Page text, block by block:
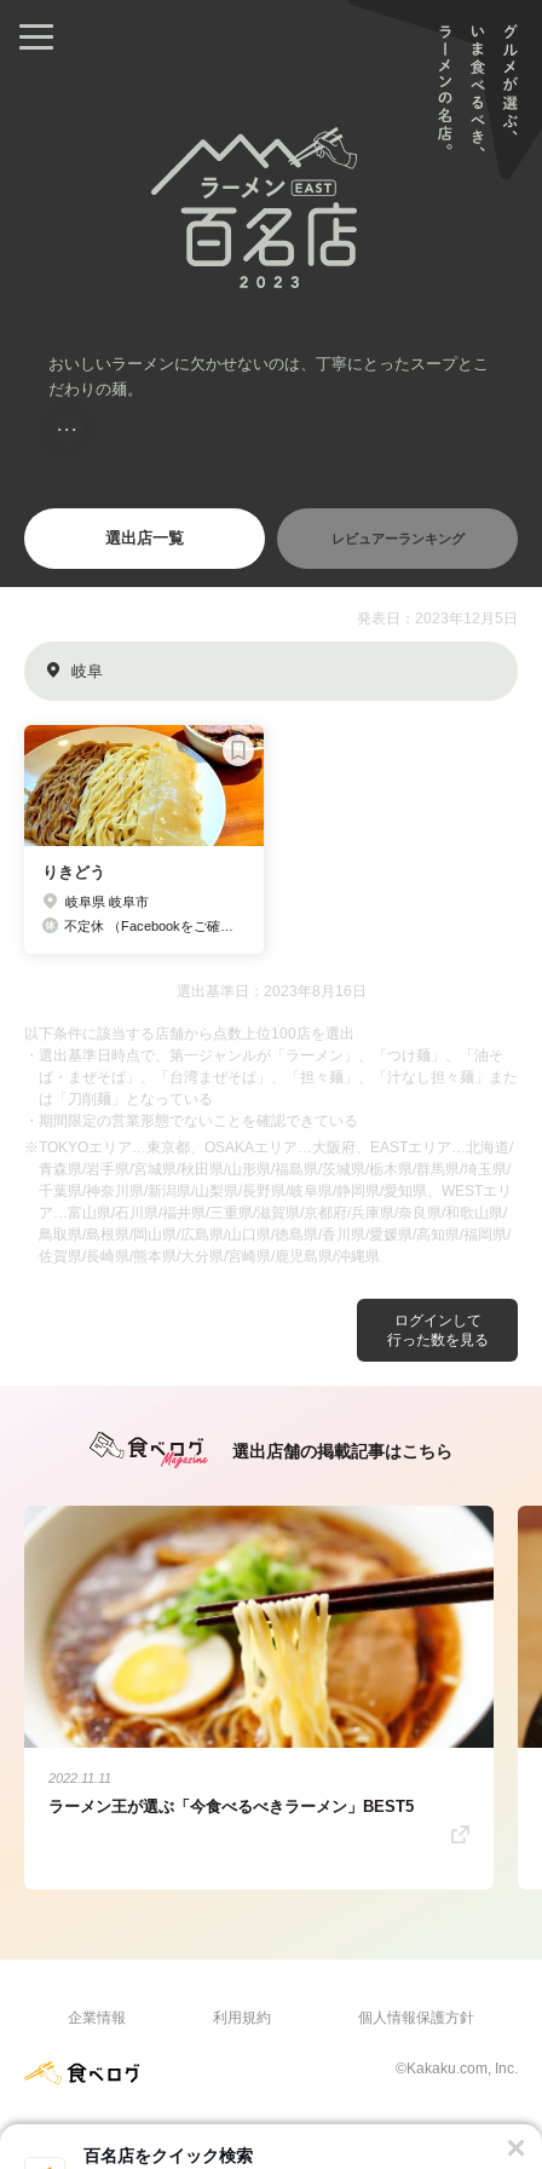
おいしいラーメンに欠かせないのは、丁寧にとったスープとこ
だわりの麺。
・・・
選出店一覧 レビュアーランキング
百名店をクイック検索
ログインして
行った数を見る
発表日：2023年12月5日
岐阜
りきどう
岐阜県 岐阜市
選出基準日：2023年8月16日
以下条件に該当する店舗から点数上位100店を選出
・選出基準日時点で、第一ジャンルが「ラーメン」、「つけ麺」、「油そ
ば・まぜそば」、「台湾まぜそば」、「担々麺」、「汁なし担々麺」また
は「刀削麺」となっている
・期間限定の営業形態でないことを確認できている
※TOKYOエリア…東京都、OSAKAエリア…大阪府、EASTエリア…北海道/
青森県/岩手県/宮城県/秋田県/山形県/福島県/茨城県/栃木県/群馬県/埼玉県/
千葉県/神奈川県/新潟県/山梨県/長野県/岐阜県/静岡県/愛知県、WESTエリ
ア…富山県/石川県/福井県/三重県/滋賀県/京都府/兵庫県/奈良県/和歌山県/
鳥取県/島根県/岡山県/広島県/山口県/徳島県/香川県/愛媛県/高知県/福岡県/
佐賀県/長崎県/熊本県/大分県/宮崎県/鹿児島県/沖縄県
選出店舗の掲載記事はこちら
2022.11.11
ラーメン王が選ぶ「今食べるべきラーメン」BEST5
企業情報 利用規約 個人情報保護方針
©Kakaku.com, Inc.